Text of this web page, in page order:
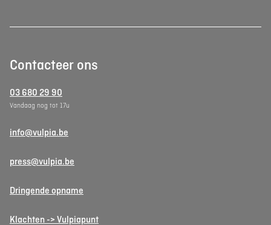
Contacteer ons
03 680 29 90
Vandaag nog tot 17u
info@vulpia.be
press@vulpia.be
Dringende opname
Klachten -> Vulpiapunt